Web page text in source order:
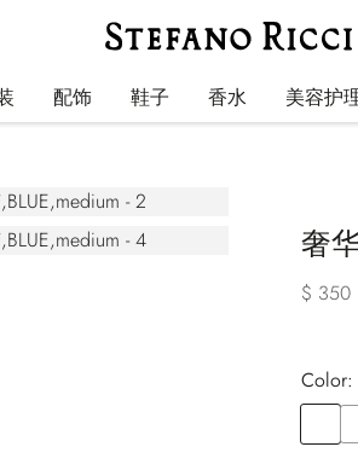
配饰 鞋子 香水 美容护
奢
$ 350
Color: